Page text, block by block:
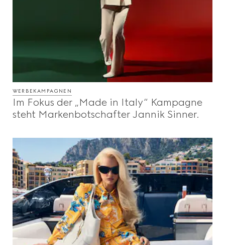
Persönlichkeiten & Events
Beauty
Inspirationen Und Codes
Gucci Equilibrium
WERBEKAMPAGNEN
Im Fokus der „Made in Italy“ Kampagne
steht Markenbotschafter Jannik Sinner.